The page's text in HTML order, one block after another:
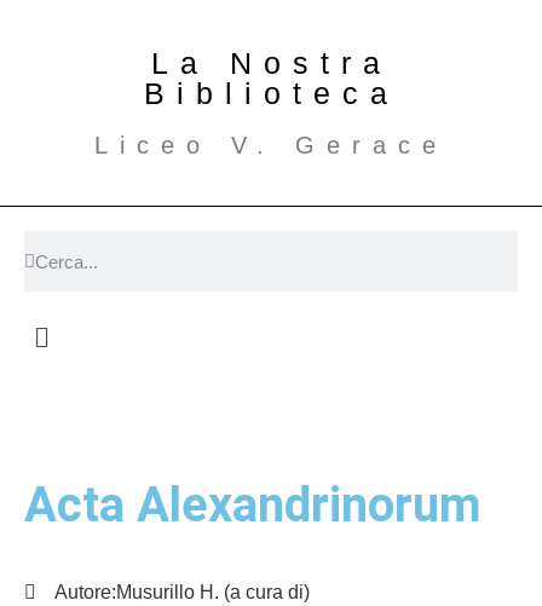
La Nostra
Biblioteca
Liceo V. Gerace
Acta Alexandrinorum
Autore:Musurillo H. (a cura di)